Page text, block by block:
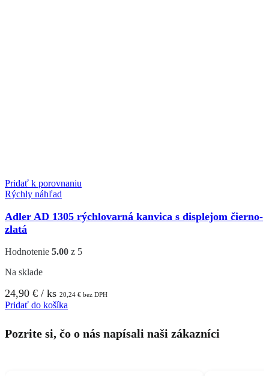
Pridať k porovnaniu
Rýchly náhľad
Adler AD 1305 rýchlovarná kanvica s displejom čierno-
zlatá
Hodnotenie 5.00 z 5
Na sklade
24,90 € / ks 20,24 € bez DPH
Pridať do košíka
Pozrite si, čo o nás napísali naši zákazníci